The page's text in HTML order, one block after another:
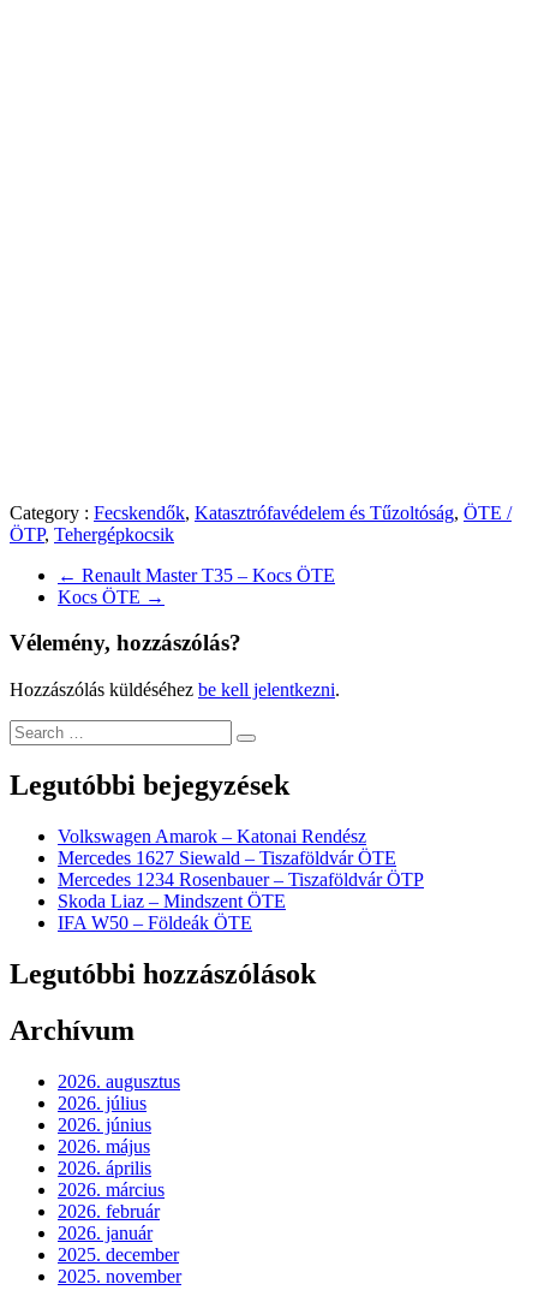
Category : Fecskendők, Katasztrófavédelem és Tűzoltóság, ÖTE /
ÖTP, Tehergépkocsik
← Renault Master T35 – Kocs ÖTE
Kocs ÖTE →
Vélemény, hozzászólás?
Hozzászólás küldéséhez be kell jelentkezni.
Legutóbbi bejegyzések
Volkswagen Amarok – Katonai Rendész
Mercedes 1627 Siewald – Tiszaföldvár ÖTE
Mercedes 1234 Rosenbauer – Tiszaföldvár ÖTP
Skoda Liaz – Mindszent ÖTE
IFA W50 – Földeák ÖTE
Legutóbbi hozzászólások
Archívum
2026. augusztus
2026. július
2026. június
2026. május
2026. április
2026. március
2026. február
2026. január
2025. december
2025. november